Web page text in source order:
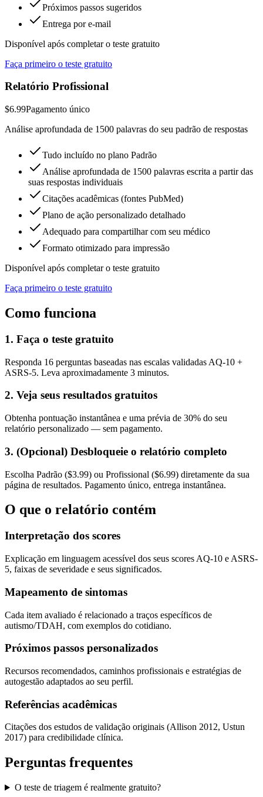
Próximos passos sugeridos
Entrega por e-mail
Disponível após completar o teste gratuito
Faça primeiro o teste gratuito
Relatório Profissional
$6.99Pagamento único
Análise aprofundada de 1500 palavras do seu padrão de respostas
Tudo incluído no plano Padrão
Análise aprofundada de 1500 palavras escrita a partir das
suas respostas individuais
Citações acadêmicas (fontes PubMed)
Plano de ação personalizado detalhado
Adequado para compartilhar com seu médico
Formato otimizado para impressão
Disponível após completar o teste gratuito
Faça primeiro o teste gratuito
Como funciona
1. Faça o teste gratuito
Responda 16 perguntas baseadas nas escalas validadas AQ-10 +
ASRS-5. Leva aproximadamente 3 minutos.
2. Veja seus resultados gratuitos
Obtenha pontuação instantânea e uma prévia de 30% do seu
relatório personalizado — sem pagamento.
3. (Opcional) Desbloqueie o relatório completo
Escolha Padrão ($3.99) ou Profissional ($6.99) diretamente da sua
página de resultados. Pagamento único, entrega instantânea.
O que o relatório contém
Interpretação dos scores
Explicação em linguagem acessível dos seus scores AQ-10 e ASRS-
5, faixas de severidade e seus significados.
Mapeamento de sintomas
Cada item avaliado é relacionado a traços específicos de
autismo/TDAH, com exemplos do cotidiano.
Próximos passos personalizados
Recursos recomendados, caminhos profissionais e estratégias de
autogestão adaptados ao seu perfil.
Referências acadêmicas
Citações dos estudos de validação originais (Allison 2012, Ustun
2017) para credibilidade clínica.
Perguntas frequentes
O teste de triagem é realmente gratuito?